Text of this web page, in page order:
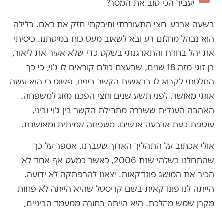
יעביר הכי טוב את המסר?
בשעה ארבע וחצי התעוררתי וחיבקתי חזק את ראם. בלילה
הוא נבהל מחלום רע ובא לשאוב מעט כוח במיטתנו. כיסיתי
את יהל בחדרו והתארגנתי בשקט כדי שלא אעיר את ליאור,
בן זוגי מזה 18 שנים, שבעצם כולם קוראים לו ג'וי, כי כך
החלטתי לקרוא לו בראשית הקשר בינינו, פשוט כי הוא עשה
אותי מאושר. לפני תשע שנים וחצי הפכנו מזוג למשפחה.
האהבה הענקית ששררה מתחילת הקשר בין ג'וי וביני,
עוטפת כעת ארבעה אנשים. משפחה אמיתית ומאושרת.
אולי אכתוב על התהליך הארוך שעברנו. אספר על כך
שהתחלנו בשלהי שנת 2006, כאשר כמעט אף אחד לא
הכיר את המושג פונדקאות. יצאנו להרפתקה לא ידועה.
הייתה לנו פונדקאית בשם קריסטל שהיא הייתה לא פחות
מקרן שמש מהלכת. היא הייתה בחורה ממעמד הביניים,